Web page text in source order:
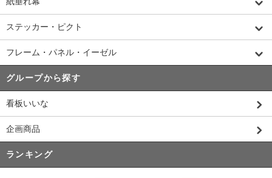
ステッカー・ピクト
フレーム・パネル・イーゼル
グループから探す
看板いいな
企画商品
ランキング